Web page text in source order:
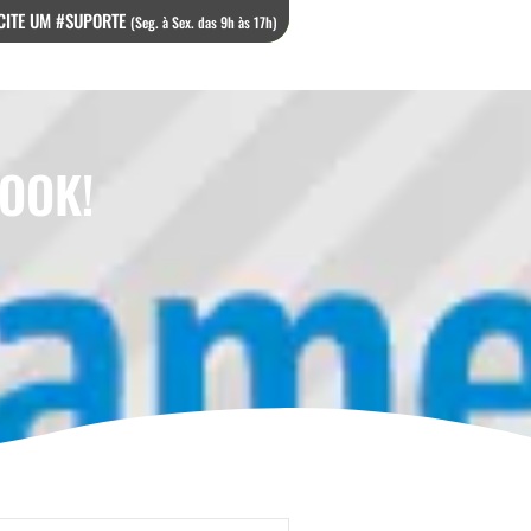
UM #SUPORTE (Seg. à Sex. das 9h às 17h)